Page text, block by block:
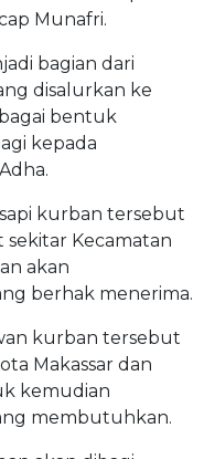
Munafri.
bagian dari
disalurkan ke
bentuk
kepada
kurban tersebut
Kecamatan
akan
berhak menerima.
kurban tersebut
Makassar dan
kemudian
membutuhkan.